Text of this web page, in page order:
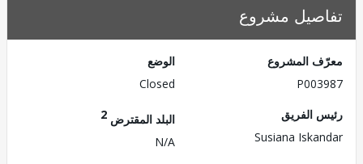
مشروع
المشروع
الفريق
Susiana
البلد المقترض